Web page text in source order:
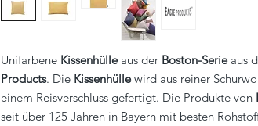
Unifarbene Kissenhülleaus der Boston-Serieaus
Products. Die Kissenhüllewird aus reiner
einem Reisverschluss gefertigt. Die Produkte von
seit über 125 Jahren in Bayern mit besten